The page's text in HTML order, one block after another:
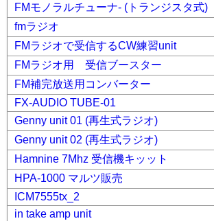
FMモノラルチューナ- (トランジスタ式)
fmラジオ
FMラジオで受信するCW練習unit
FMラジオ用 受信ブースター
FM補完放送用コンバーター
FX-AUDIO TUBE-01
Genny unit 01 (再生式ラジオ)
Genny unit 02 (再生式ラジオ)
Hamnine 7Mhz 受信機キッット
HPA-1000 マルツ販売
ICM7555tx_2
in take amp unit